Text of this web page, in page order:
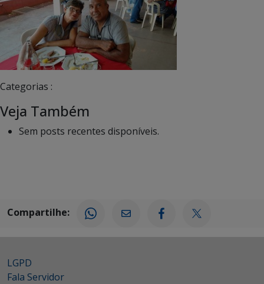
Categorias :
Veja Também
Sem posts recentes disponíveis.
Compartilhe:
LGPD
Fala Servidor